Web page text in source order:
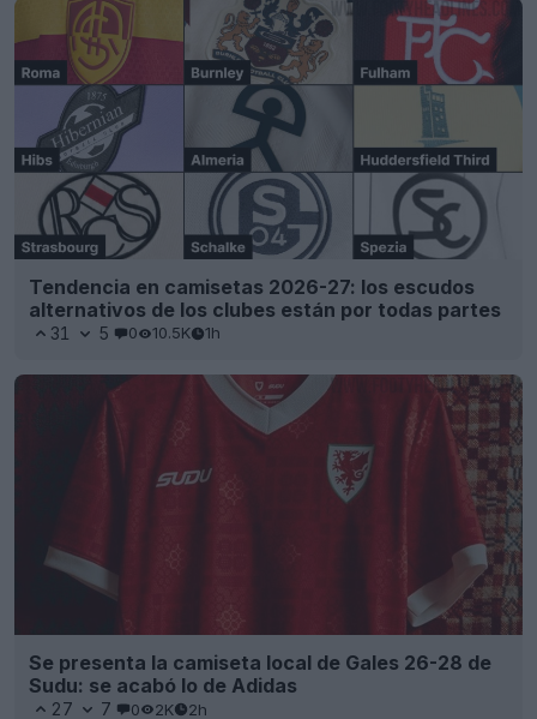
Tendencia en camisetas 2026-27: los escudos
alternativos de los clubes están por todas partes
31 5 0 10.5K 1h
Se presenta la camiseta local de Gales 26-28 de
Sudu: se acabó lo de Adidas
27 7 0 2K 2h